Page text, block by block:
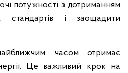
потужності з дотриманням
стандартів і заощадити
часом отримає
Це важливий крок на